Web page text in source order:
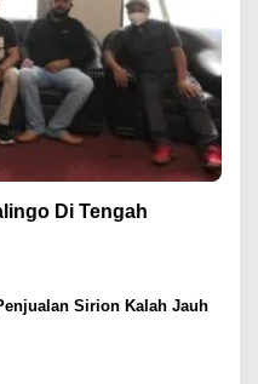
Di Tengah
Sirion Kalah Jauh